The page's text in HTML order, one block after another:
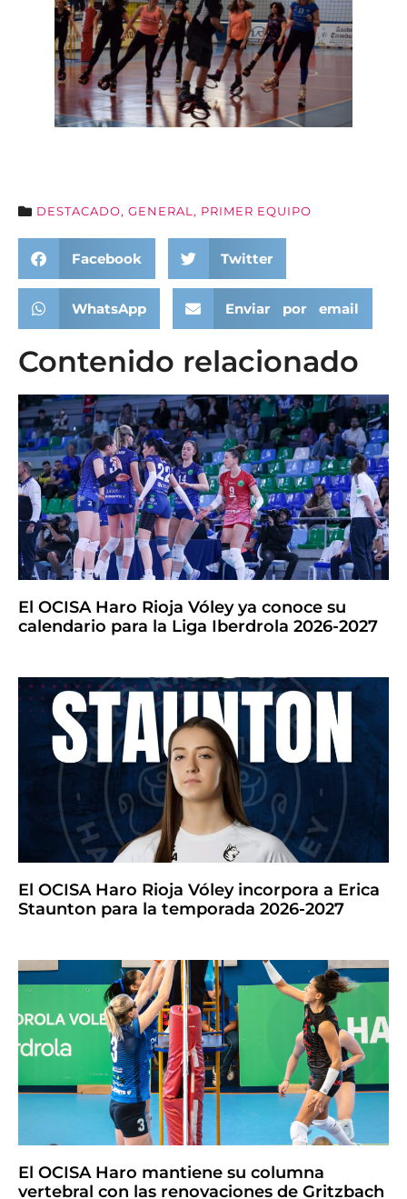
DESTACADO, GENERAL, PRIMER EQUIPO
Facebook Twitter
WhatsApp Enviar por email
Contenido relacionado
El OCISA Haro Rioja Vóley ya conoce su
calendario para la Liga Iberdrola 2026-2027
El OCISA Haro Rioja Vóley incorpora a Erica
Staunton para la temporada 2026-2027
El OCISA Haro mantiene su columna
vertebral con las renovaciones de Gritzbach